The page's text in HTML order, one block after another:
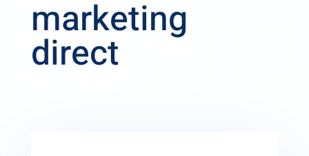
marketing
direct